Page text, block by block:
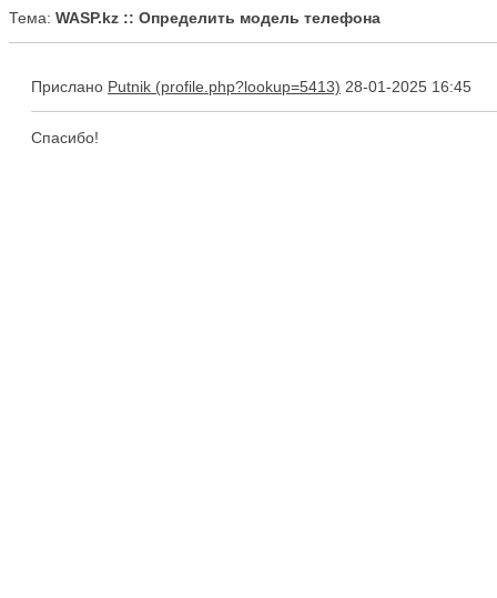
Тема: WASP.kz :: Определить модель телефона
Прислано Putnik 28-01-2025 16:45
Спасибо!